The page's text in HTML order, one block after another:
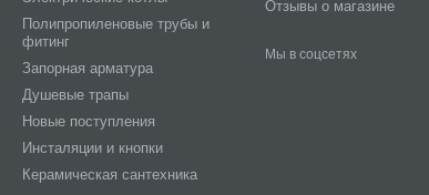
Полипропиленовые трубы и
фитинг
Запорная арматура
Душевые трапы
Новые поступления
Инсталяции и кнопки
Керамическая сантехника
Отзывы о магазине
Мы в соцсетях